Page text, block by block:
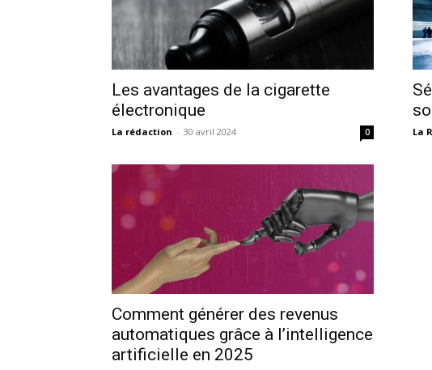
Les avantages de la cigarette
électronique
La rédaction - 30 avril 2024 0 La
Comment générer des revenus
automatiques grâce à l’intelligence
artificielle en 2025